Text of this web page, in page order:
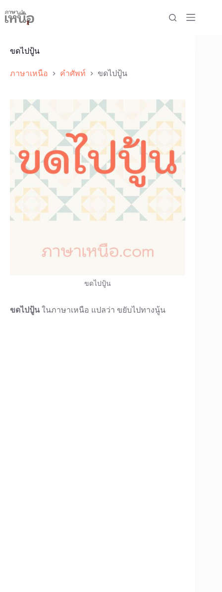
to
content
ขดไปปู้น
ภาษาเหนือ คำศัพท์ ขดไปปู้น
ขดไปปู้น
ขดไปปู้น ในภาษาเหนือ แปลว่า ขยับไปทางนู้น